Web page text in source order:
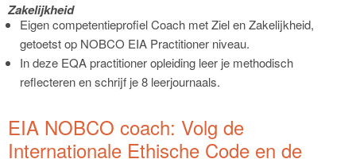
Zakelijkheid
Eigen competentieprofiel Coach met Ziel en Zakelijkheid,
getoetst op NOBCO EIA Practitioner niveau.
In deze EQA practitioner opleiding leer je methodisch
reflecteren en schrijf je 8 leerjournaals.
EIA NOBCO coach: Volg de
Internationale Ethische Code en de